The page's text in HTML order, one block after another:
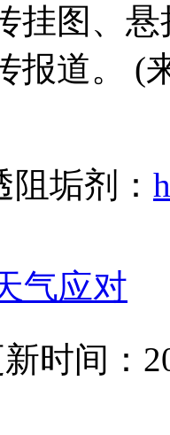
挂图、
报道。 (
垢剂：
气应对
时间：